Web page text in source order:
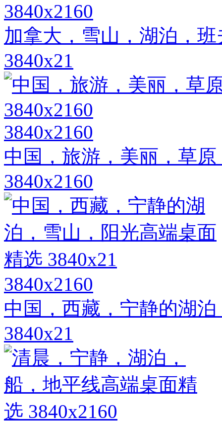
3840x2160
加拿大，雪山，湖泊，
3840x21
3840x2160
中国，旅游，美丽，草
3840x2160
3840x2160
中国，西藏，宁静的湖
3840x21